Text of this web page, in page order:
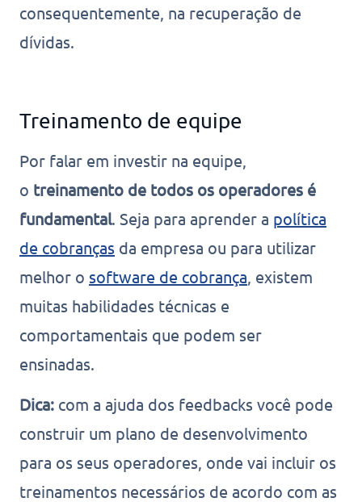
consequentemente, na recuperação de
dívidas.
Treinamento de equipe
Por falar em investir na equipe,
o treinamento de todos os operadores é
fundamental. Seja para aprender a política
de cobranças da empresa ou para utilizar
melhor o software de cobrança , existem
muitas habilidades técnicas e
comportamentais que podem ser
ensinadas.
Dica: com a ajuda dos feedbacks você pode
construir um plano de desenvolvimento
para os seus operadores, onde vai incluir os
treinamentos necessários de acordo com as